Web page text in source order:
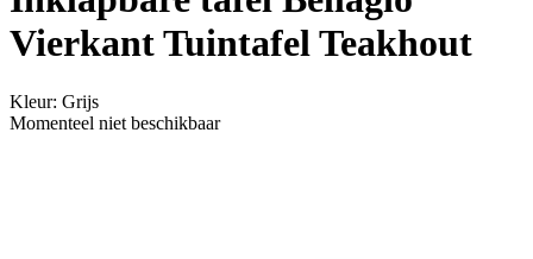
Vierkant Tuintafel Teakhout
Kleur: Grijs
Momenteel niet beschikbaar